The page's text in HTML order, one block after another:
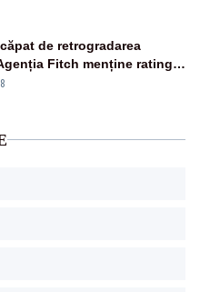
de retrogradarea
Fitch menține ratingul
negativă